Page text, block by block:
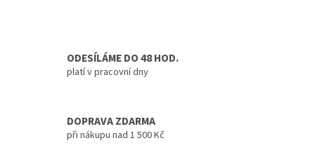
ODESÍLÁME DO 48 HOD.
platí v pracovní dny
DOPRAVA ZDARMA
při nákupu nad 1 500 Kč